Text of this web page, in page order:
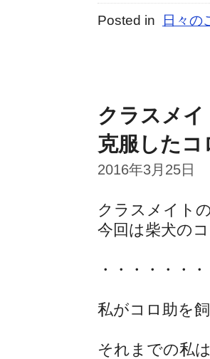
Posted in 日々の
クラスメ
克服した
2016年3月25日
クラスメイト
今回は柴犬の
・・・・・・
私がコロ助を
それまでの私